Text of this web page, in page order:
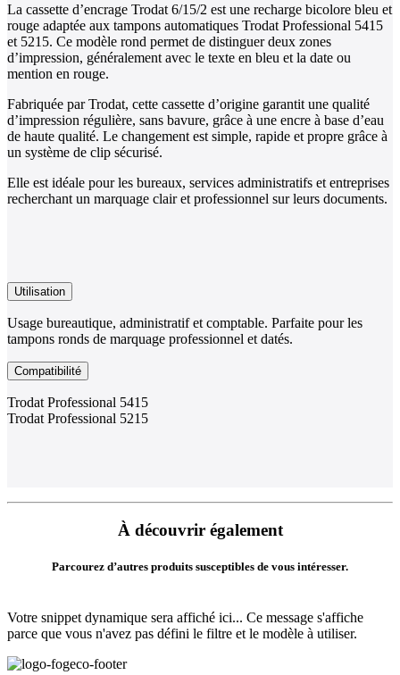
La cassette d’encrage Trodat 6/15/2 est une recharge bicolore bleu et
rouge adaptée aux tampons automatiques Trodat Professional 5415
et 5215. Ce modèle rond permet de distinguer deux zones
d’impression, généralement avec le texte en bleu et la date ou
mention en rouge.
Fabriquée par Trodat, cette cassette d’origine garantit une qualité
d’impression régulière, sans bavure, grâce à une encre à base d’eau
de haute qualité. Le changement est simple, rapide et propre grâce à
un système de clip sécurisé.
Elle est idéale pour les bureaux, services administratifs et entreprises
recherchant un marquage clair et professionnel sur leurs documents.
Utilisation
Usage bureautique, administratif et comptable. Parfaite pour les
tampons ronds de marquage professionnel et datés.
Compatibilité
Trodat Professional 5415
Trodat Professional 5215
À découvrir également
Parcourez d’autres produits susceptibles de vous intéresser.
Votre snippet dynamique sera affiché ici... Ce message s'affiche
parce que vous n'avez pas défini le filtre et le modèle à utiliser.